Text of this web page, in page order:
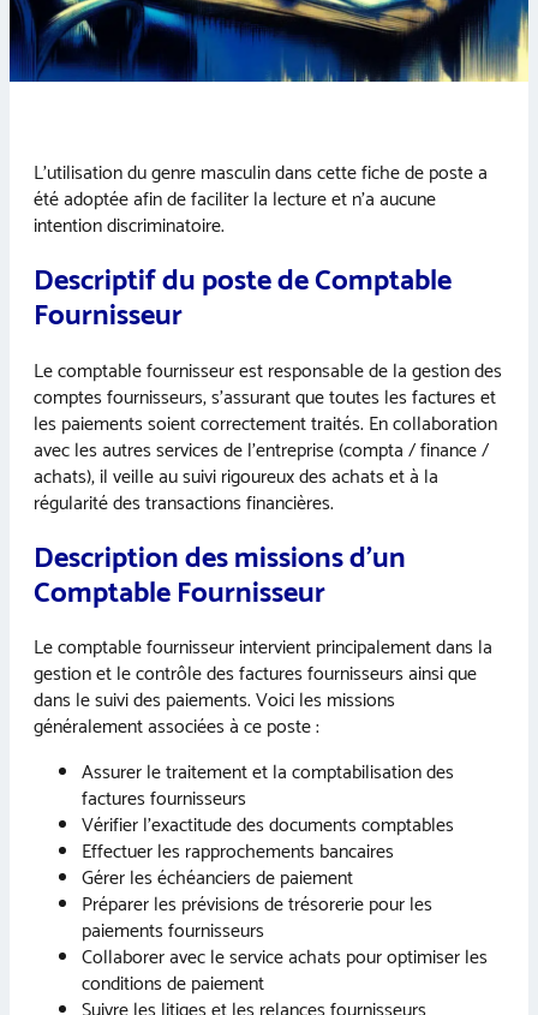
L’utilisation du genre masculin dans cette fiche de poste a
été adoptée afin de faciliter la lecture et n’a aucune
intention discriminatoire.
Descriptif du poste de Comptable
Fournisseur
Le comptable fournisseur est responsable de la gestion des
comptes fournisseurs, s’assurant que toutes les factures et
les paiements soient correctement traités. En collaboration
avec les autres services de l’entreprise (compta / finance /
achats), il veille au suivi rigoureux des achats et à la
régularité des transactions financières.
Description des missions d’un
Comptable Fournisseur
Le comptable fournisseur intervient principalement dans la
gestion et le contrôle des factures fournisseurs ainsi que
dans le suivi des paiements. Voici les missions
généralement associées à ce poste :
Assurer le traitement et la comptabilisation des
factures fournisseurs
Vérifier l’exactitude des documents comptables
Effectuer les rapprochements bancaires
Gérer les échéanciers de paiement
Préparer les prévisions de trésorerie pour les
paiements fournisseurs
Collaborer avec le service achats pour optimiser les
conditions de paiement